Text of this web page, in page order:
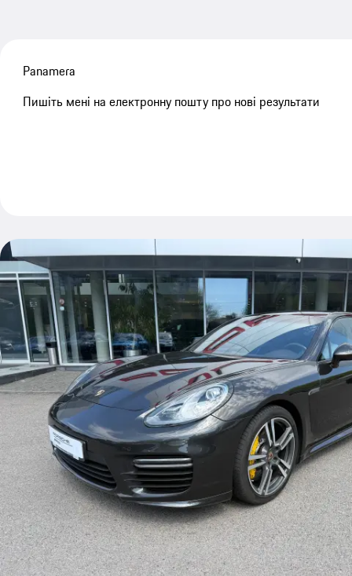
Panamera
Пишіть мені на електронну пошту про нові результати